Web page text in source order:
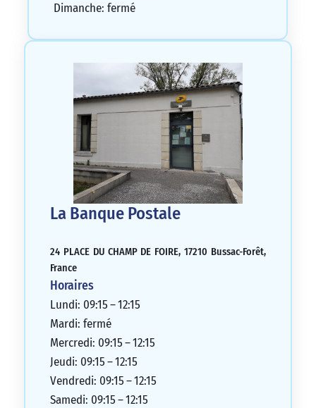
Dimanche: fermé
La Banque Postale
24 PLACE DU CHAMP DE FOIRE, 17210 Bussac-Forêt,
France
Horaires
Lundi: 09:15 – 12:15
Mardi: fermé
Mercredi: 09:15 – 12:15
Jeudi: 09:15 – 12:15
Vendredi: 09:15 – 12:15
Samedi: 09:15 – 12:15